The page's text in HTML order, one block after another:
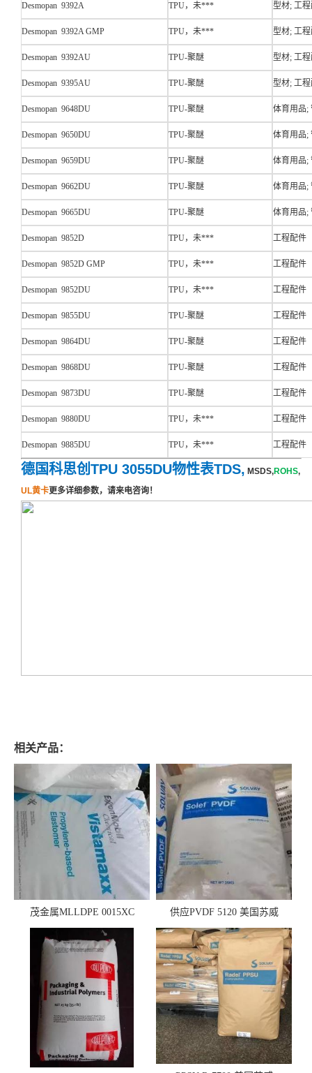
Desmopan 9392A TPU，未*** 型材; 工
Desmopan 9392A GMP TPU，未*** 型材; 工
Desmopan 9392AU TPU-聚醚 型材; 工
Desmopan 9395AU TPU-聚醚 型材; 工
Desmopan 9648DU TPU-聚醚 体育用品;
Desmopan 9650DU TPU-聚醚 体育用品;
Desmopan 9659DU TPU-聚醚 体育用品;
Desmopan 9662DU TPU-聚醚 体育用品;
Desmopan 9665DU TPU-聚醚 体育用品;
Desmopan 9852D TPU，未*** 工程配件
Desmopan 9852D GMP TPU，未*** 工程配件
Desmopan 9852DU TPU，未*** 工程配件
Desmopan 9855DU TPU-聚醚 工程配件
Desmopan 9864DU TPU-聚醚 工程配件
Desmopan 9868DU TPU-聚醚 工程配件
Desmopan 9873DU TPU-聚醚 工程配件
Desmopan 9880DU TPU，未*** 工程配件
Desmopan 9885DU TPU，未*** 工程配件
德国科思创TPU 3055DU物性表TDS, MSDS,ROHS,
UL黄卡更多详细参数，请来电咨询！
相关产品：
茂金属MLLDPE 0015XC
0019XC 现货
供应PVDF 5120 美国苏威